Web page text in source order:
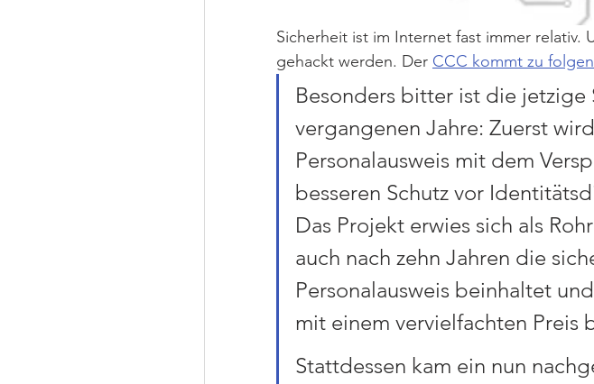
Sicherheit ist im Internet fast immer relativ.
gehackt werden. Der CCC kommt zu
Besonders bitter ist die
vergangenen Jahre: Zuerst
Personalausweis mit dem
besseren Schutz vor
Das Projekt erwies sich als
auch nach zehn Jahren die
Personalausweis beinhaltet
mit einem vervielfachten Preis
Stattdessen kam ein nun